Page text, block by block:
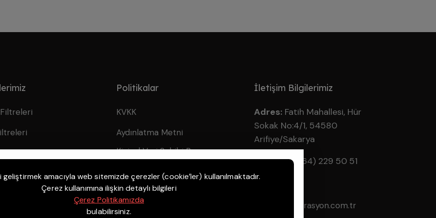
Filtreleri
Hava Filtreleri
Politikalar
KVKK
Aydınlatma Metni
Kişisel Veri Sahibi Başvuru
Formu
İletişim Bilgilerimiz
Adres:Fatih Mahallesi, Hür
Sokak No:4/1, 54580
Arifiye/Sakarya
Telefon: (0 264) 229 50 51
info@asasfiltrasyon.com.tr
geliştirmek amacıyla web sitemizde çerezler (cookie’ler) kullanılmaktadır.
Çerez kullanımına ilişkin detaylı bilgileri
Çerez Politikamızda
bulabilirsiniz.